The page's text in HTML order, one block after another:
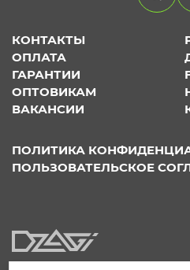
КОНТАКТЫ
ОПЛАТА
ГАРАНТИИ
ОПТОВИКАМ
ВАКАНСИИ
ПОЛИТИКА
ПОЛЬЗОВАТЕЛЬСКОЕ